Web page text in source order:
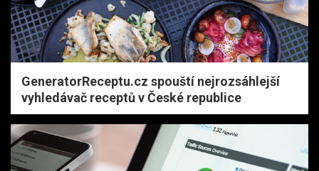
GeneratorReceptu.cz spouští nejrozsáhlejší
vyhledávač receptů v České republice